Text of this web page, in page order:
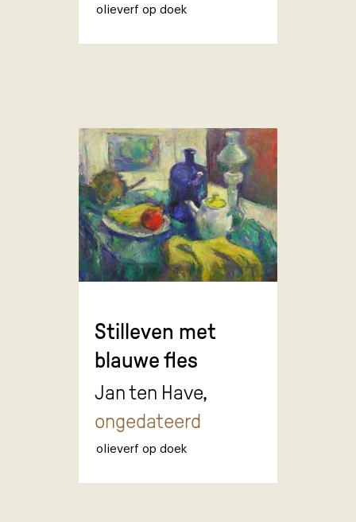
olieverf op doek
Stilleven met
blauwe fles
Jan ten Have,
ongedateerd
olieverf op doek